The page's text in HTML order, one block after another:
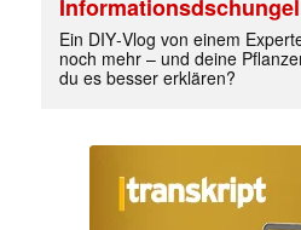
Ein DIY‑Vlog von einem
noch mehr – und deine
du es besser erklären?